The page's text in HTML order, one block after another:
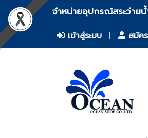
จำหน่ายอุปกรณ์สระว่าย
เข้าสู่ระบบ สมัค